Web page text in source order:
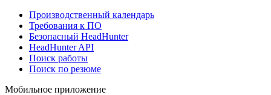
Производственный календарь
Требования к ПО
Безопасный HeadHunter
HeadHunter API
Поиск работы
Поиск по резюме
Мобильное приложение